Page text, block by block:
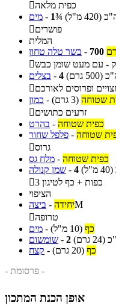
כפית מלאה
מים - 1¾
(420 מ"ל)
פושרים
המלית
בשר טלה טחון - 700
- עם מעט שומן כבש
בצלים - 4
(500 גרם)
ופרוסים לאורכם
כמון - שטוחה (3 גרם)
זרעים כתושים
בהרט - כפית שטוחה
פלפל שחור - שטוחה
גרוס
מלח גס - כפית שטוחה
שמן קנולה - 4
(40 מ"ל)

3 כפות + כף לטיגון
הציפוי
ביצה - יחידהM
טרופה
מים - כף (10 מ"ל)
שומשום - 2
(24 גרם)
קצח - כף (20 גרם)
- פרסומת -
אופן הכנת המתכון